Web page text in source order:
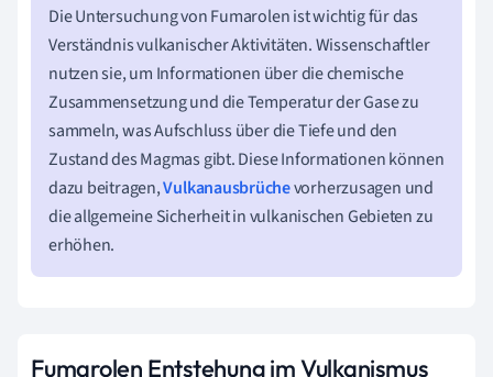
Die Untersuchung von Fumarolen ist wichtig für das
Verständnis vulkanischer Aktivitäten. Wissenschaftler
nutzen sie, um Informationen über die chemische
Zusammensetzung und die Temperatur der Gase zu
sammeln, was Aufschluss über die Tiefe und den
Zustand des Magmas gibt. Diese Informationen können
dazu beitragen,Vulkanausbrüchevorherzusagen und
die allgemeine Sicherheit in vulkanischen Gebieten zu
erhöhen.
Fumarolen Entstehung im Vulkanismus